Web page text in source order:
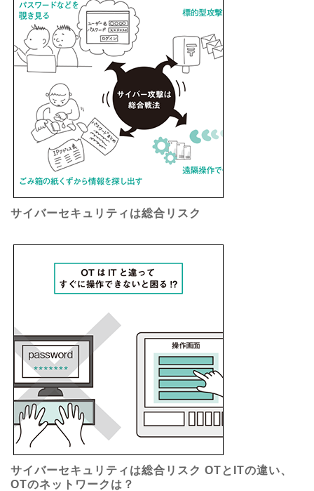
サイバーセキュリティは総合リスク
サイバーセキュリティは総合リスク OTとITの違い、
OTのネットワークは？